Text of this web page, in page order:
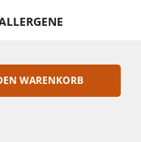
WARENKORB